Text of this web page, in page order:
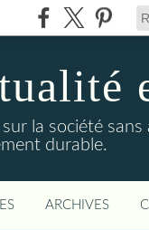
la société
durable.
ARCHIVES